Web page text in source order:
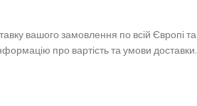
вашого замовлення по всій Європі та
про вартість та умови доставки.